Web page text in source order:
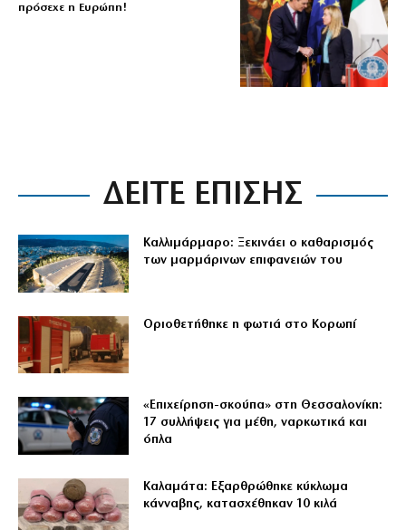
πρόσεχε η Ευρώπη!
ΔΕΙΤΕ ΕΠΙΣΗΣ
Καλλιμάρμαρο: Ξεκινάει ο καθαρισμός
των μαρμάρινων επιφανειών του
Οριοθετήθηκε η φωτιά στο Κορωπί
«Επιχείρηση-σκούπα» στη Θεσσαλονίκη:
17 συλλήψεις για μέθη, ναρκωτικά και
όπλα
Καλαμάτα: Εξαρθρώθηκε κύκλωμα
κάνναβης, κατασχέθηκαν 10 κιλά